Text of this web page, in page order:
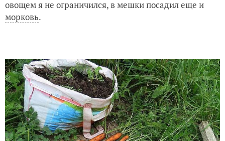
овощем я не ограничился, в мешки посадил еще и
морковь.